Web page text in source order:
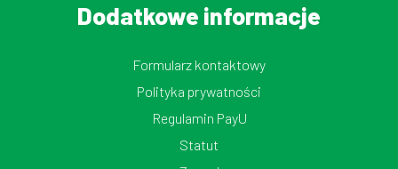
Dodatkowe informacje
Formularz kontaktowy
Polityka prywatności
Regulamin PayU
Statut